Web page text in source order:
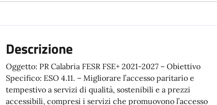
Descrizione
Oggetto: PR Calabria FESR FSE+ 2021-2027 – Obiettivo
Specifico: ESO 4.11. – Migliorare l’accesso paritario e
tempestivo a servizi di qualità, sostenibili e a prezzi
accessibili, compresi i servizi che promuovono l’accesso